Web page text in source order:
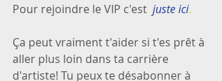
Pour rejoindre le VIP c'est juste ici.
Ça peut vraiment t'aider si t'es prêt à
aller plus loin dans ta carrière
d'artiste! Tu peux te désabonner à